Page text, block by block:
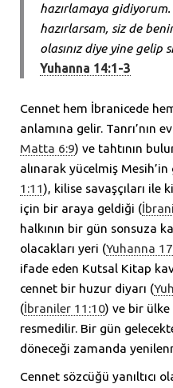
hazırlamaya gidiyorum.
hazırlarsam, siz de
olasınız diye yine gelip
Yuhanna 14:1-3
Cennet hem İbranicede
anlamına gelir. Tanrı’nın
Matta 6:9) ve tahtının
alınarak yücelmiş
1:11), kilise savaşçıları ile
için bir araya geldiği (
halkının bir gün sonsuza
olacakları yeri (Yuhanna
ifade eden Kutsal Kitap
cennet bir huzur diyarı (
(İbraniler 11:10) ve bir ülke
resmedilir. Bir gün
döneceği zamanda
Cennet sözcüğü yanıltıcı